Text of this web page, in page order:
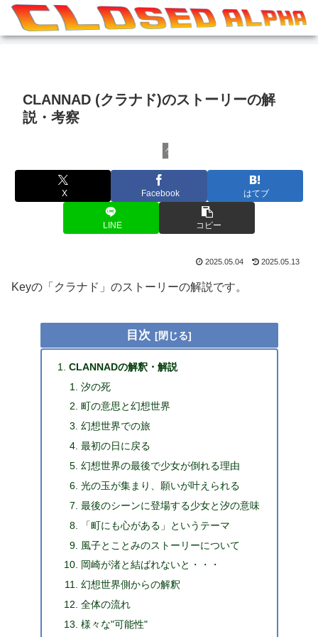
CLANNAD (クラナド)のストーリーの解
説・考察
ゲームその他
X Facebook はてブ
LINE コピー
2025.05.04 2025.05.13
Keyの「クラナド」のストーリーの解説です。
目次
CLANNADの解釈・解説
汐の死
町の意思と幻想世界
幻想世界での旅
最初の日に戻る
幻想世界の最後で少女が倒れる理由
光の玉が集まり、願いが叶えられる
最後のシーンに登場する少女と汐の意味
「町にも心がある」というテーマ
風子とことみのストーリーについて
岡崎が渚と結ばれないと・・・
幻想世界側からの解釈
全体の流れ
様々な"可能性"